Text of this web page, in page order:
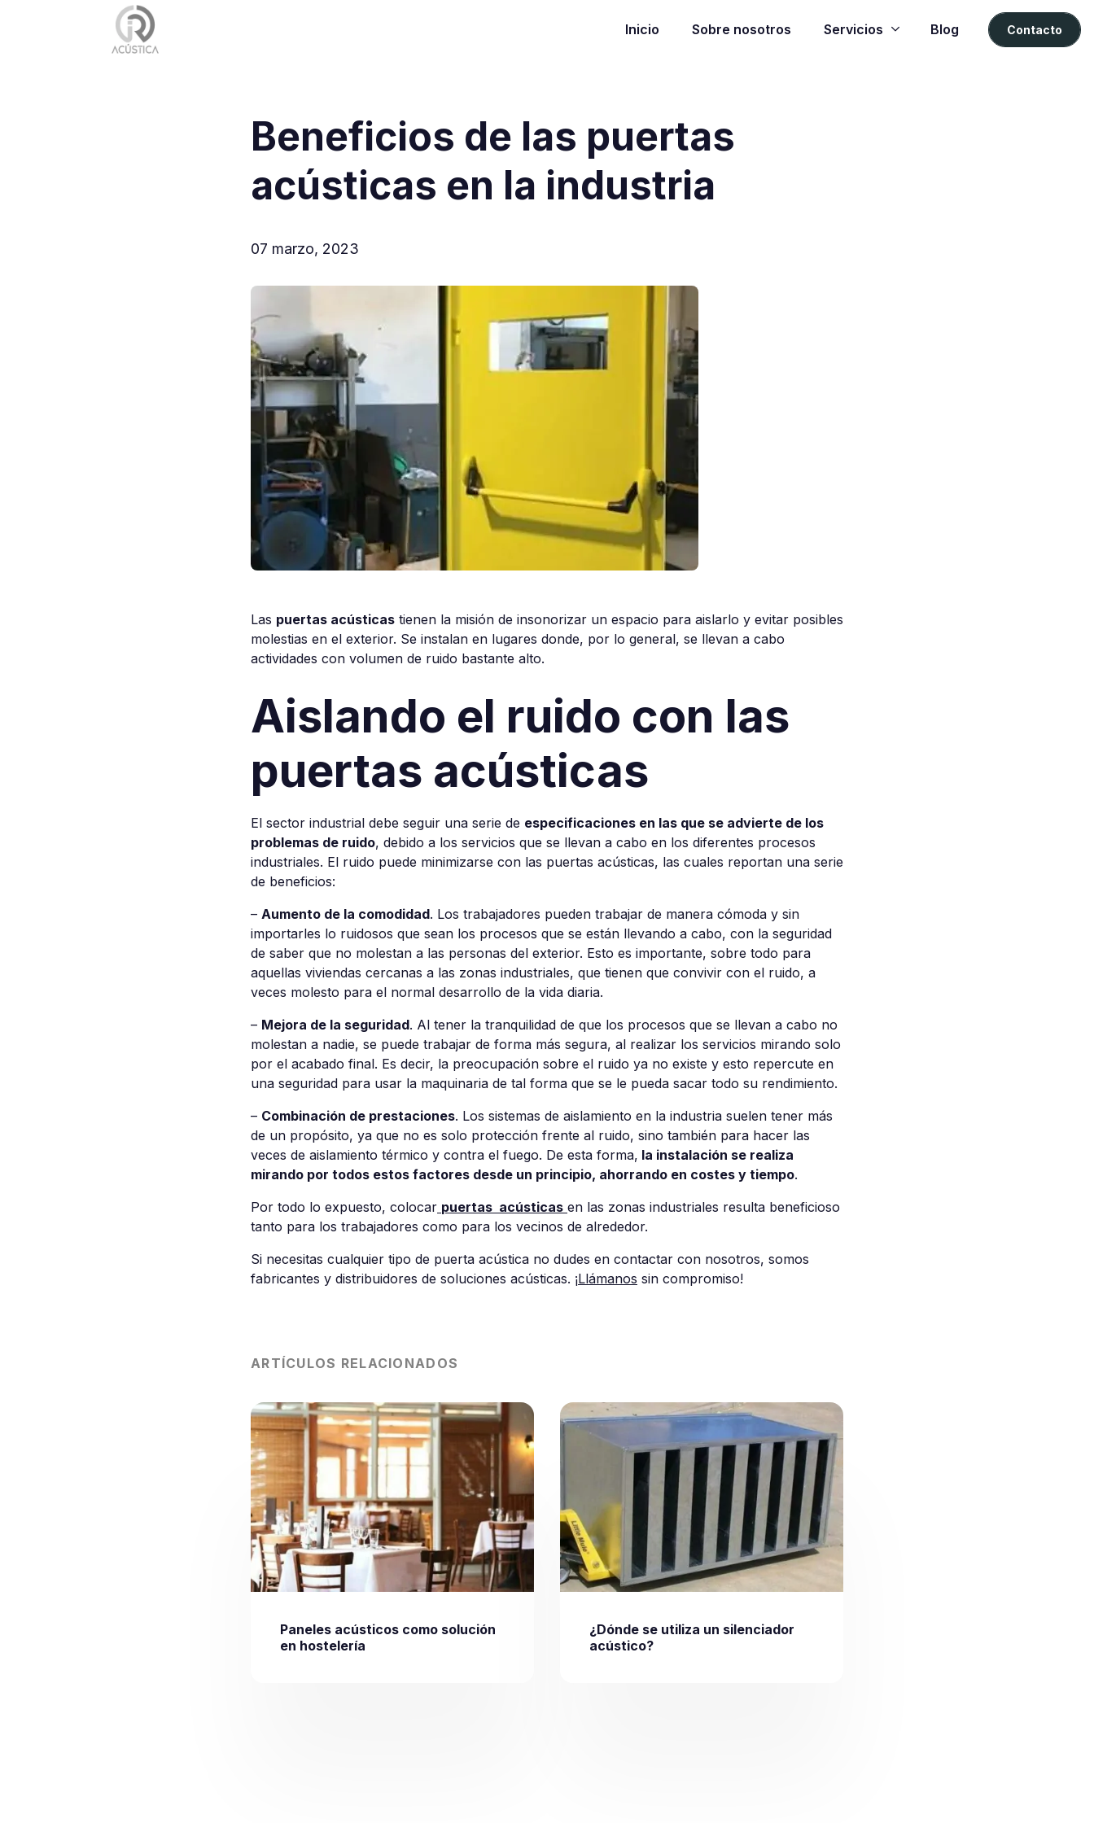
Inicio Sobre nosotros Servicios Blog Contacto
Beneficios de las puertas
acústicas en la industria
07 marzo, 2023
Las puertas acústicas tienen la misión de insonorizar un espacio para aislarlo y evitar posibles
molestias en el exterior. Se instalan en lugares donde, por lo general, se llevan a cabo
actividades con volumen de ruido bastante alto.
Aislando el ruido con las
puertas acústicas
El sector industrial debe seguir una serie de especificaciones en las que se advierte de los
problemas de ruido, debido a los servicios que se llevan a cabo en los diferentes procesos
industriales. El ruido puede minimizarse con las puertas acústicas, las cuales reportan una serie
de beneficios:
– Aumento de la comodidad. Los trabajadores pueden trabajar de manera cómoda y sin
importarles lo ruidosos que sean los procesos que se están llevando a cabo, con la seguridad
de saber que no molestan a las personas del exterior. Esto es importante, sobre todo para
aquellas viviendas cercanas a las zonas industriales, que tienen que convivir con el ruido, a
veces molesto para el normal desarrollo de la vida diaria.
– Mejora de la seguridad. Al tener la tranquilidad de que los procesos que se llevan a cabo no
molestan a nadie, se puede trabajar de forma más segura, al realizar los servicios mirando solo
por el acabado final. Es decir, la preocupación sobre el ruido ya no existe y esto repercute en
una seguridad para usar la maquinaria de tal forma que se le pueda sacar todo su rendimiento.
– Combinación de prestaciones. Los sistemas de aislamiento en la industria suelen tener más
de un propósito, ya que no es solo protección frente al ruido, sino también para hacer las
veces de aislamiento térmico y contra el fuego. De esta forma, la instalación se realiza
mirando por todos estos factores desde un principio, ahorrando en costes y tiempo.
Por todo lo expuesto, colocar puertas acústicas en las zonas industriales resulta beneficioso
tanto para los trabajadores como para los vecinos de alrededor.
Si necesitas cualquier tipo de puerta acústica no dudes en contactar con nosotros, somos
fabricantes y distribuidores de soluciones acústicas. ¡Llámanos sin compromiso!
ARTÍCULOS RELACIONADOS
Paneles acústicos como solución
en hostelería
¿Dónde se utiliza un silenciador
acústico?